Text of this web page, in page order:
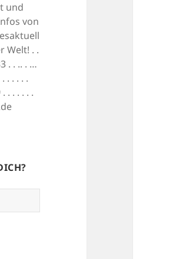
und
von
Welt! . .
. . .. . …
. . . . .
. . . . . .